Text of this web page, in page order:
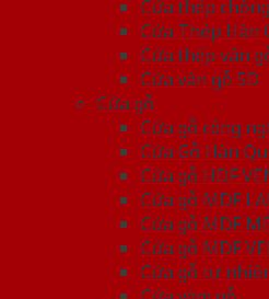
Cửa thép
Cửa Thép Hàn
Cửa thép vân
Cửa vân gỗ 5D
Cửa gỗ
Cửa gỗ công
Cửa Gỗ Hàn
Cửa gỗ HDF
Cửa gỗ MDF
Cửa gỗ MDF
Cửa gỗ MDF
Cửa gỗ tự